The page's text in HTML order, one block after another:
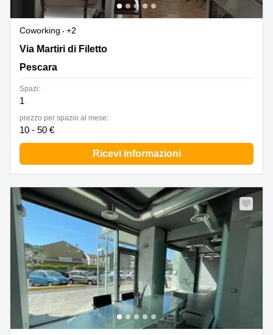
Coworking
+2
Via Martiri Di Filetto, 2, Pescara
Via Martiri di Filetto
Pescara
Spazi:
1
prezzo per spazio al mese:
10 - 50 €
Ricevi informazioni